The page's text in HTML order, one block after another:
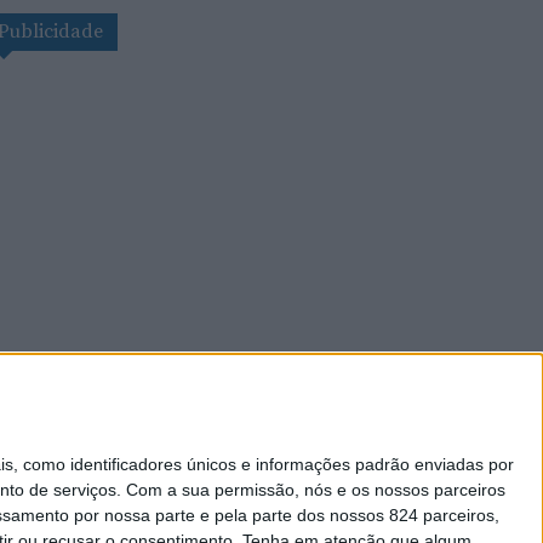
como identificadores únicos e informações padrão enviadas por
de serviços. Com a sua permissão, nós e os nossos parceiros
por nossa parte e pela parte dos nossos 824 parceiros,
Publicidade